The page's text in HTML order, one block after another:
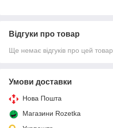
Відгуки про товар
Ще немає відгуків про цей товар
Умови доставки
Нова Пошта
Магазини Rozetka